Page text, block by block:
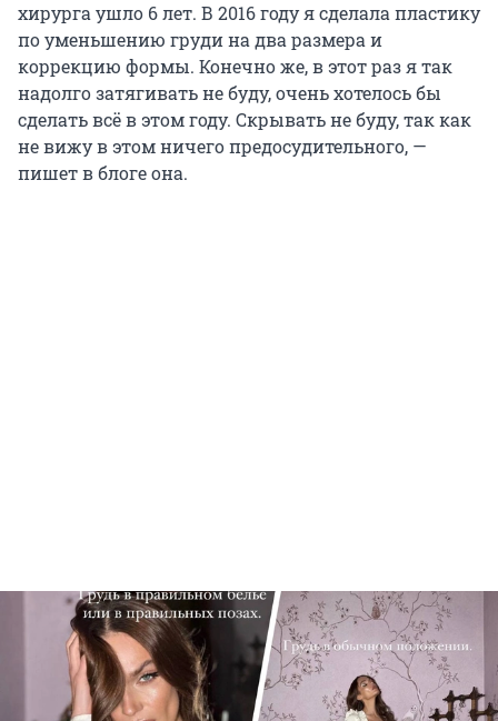
хирурга ушло 6 лет. В 2016 году я сделала пластику
по уменьшению груди на два размера и
коррекцию формы. Конечно же, в этот раз я так
надолго затягивать не буду, очень хотелось бы
сделать всё в этом году. Скрывать не буду, так как
не вижу в этом ничего предосудительного, —
пишет в блоге она.